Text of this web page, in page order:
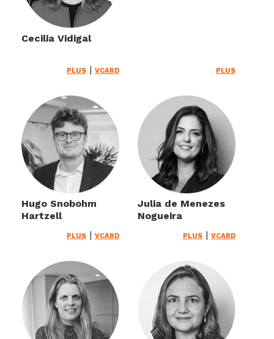
Cecilia Vidigal
PLUS | VCARD PLUS
Hugo Snobohm
Hartzell
PLUS | VCARD
Julia de Menezes
Nogueira
PLUS | VCARD